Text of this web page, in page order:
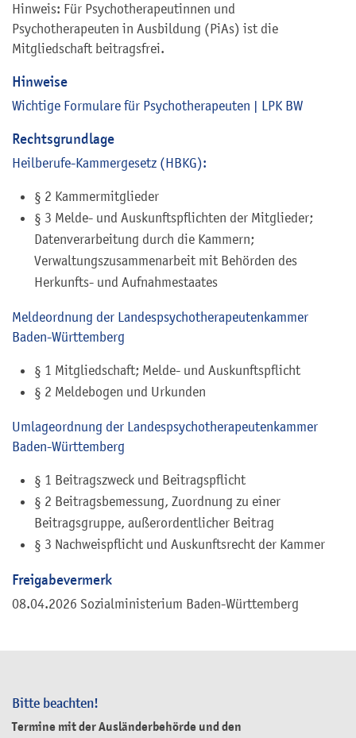
Bitte beachten!
Termine mit der Ausländerbehörde und den
Hinweis: Für Psychotherapeutinnen und
Psychotherapeuten in Ausbildung (PiAs) ist die
Mitgliedschaft beitragsfrei.
Hinweise
Wichtige Formulare für Psychotherapeuten | LPK BW
Rechtsgrundlage
Heilberufe-Kammergesetz (HBKG):
§ 2 Kammermitglieder
§ 3 Melde- und Auskunftspflichten der Mitglieder;
Datenverarbeitung durch die Kammern;
Verwaltungszusammenarbeit mit Behörden des
Herkunfts- und Aufnahmestaates
Meldeordnung der Landespsychotherapeutenkammer
Baden-Württemberg
§ 1 Mitgliedschaft; Melde- und Auskunftspflicht
§ 2 Meldebogen und Urkunden
Umlageordnung der Landespsychotherapeutenkammer
Baden-Württemberg
§ 1 Beitragszweck und Beitragspflicht
§ 2 Beitragsbemessung, Zuordnung zu einer
Beitragsgruppe, außerordentlicher Beitrag
§ 3 Nachweispflicht und Auskunftsrecht der Kammer
Freigabevermerk
08.04.2026 Sozialministerium Baden-Württemberg